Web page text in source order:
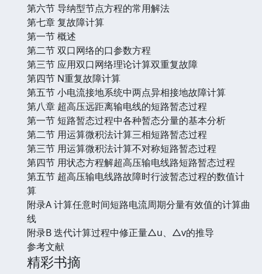
第六节 导纳型节点方程的常用解法
第七章 复故障计算
第一节 概述
第二节 双口网络的口参数方程
第三节 应用双口网络理论计算双重复故障
第四节 N重复故障计算
第五节 小电流接地系统中两点异相接地故障计算
第八章 超高压远距离输电线的短路暂态过程
第一节 短路暂态过程中各种暂态分量的基本分析
第二节 用运算微积法计算三相短路暂态过程
第三节 用运算微积法计算不对称短路暂态过程
第四节 用状态方程解超高压输电线路短路暂态过程
第五节 超高压输电线路故障时行波暂态过程的数值计
算
附录A 计算任意时间短路电流周期分量有效值的计算曲
线
附录B 迭代计算过程中修正量△u、△v的推导
参考文献
精彩书摘